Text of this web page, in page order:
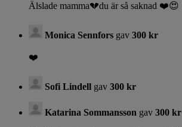
Älslade mamma💔du är så saknad ❤️😍
Monica Sennfors gav 300 kr
❤️
Sofi Lindell gav 300 kr
Katarina Sommansson gav 300 kr